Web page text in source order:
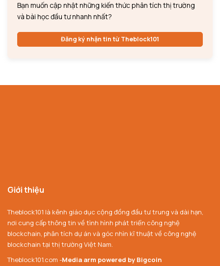
Bạn muốn cập nhật những kiến thức phân tích thị trường
và bài học đầu tư nhanh nhất?
Đăng ký nhận tin từ Theblock101
Giới thiệu
Theblock101 là kênh giáo dục cộng đồng đầu tư trung và dài hạn,
nơi cung cấp thông tin về tình hình phát triển công nghệ
blockchain, phân tích dự án và góc nhìn kĩ thuật về công nghệ
blockchain tại thị trường Việt Nam.
Theblock101.com -Media arm powered by Bigcoin